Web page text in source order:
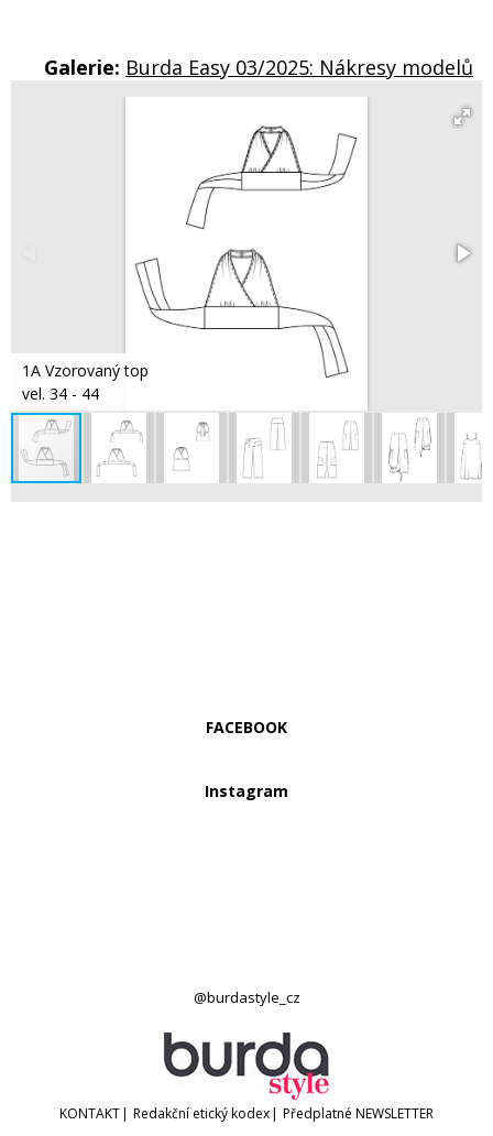
Galerie: Burda Easy 03/2025: Nákresy modelů
1A Vzorovaný top
vel. 34 - 44
FACEBOOK
Instagram
@burdastyle_cz
KONTAKT| Redakční etický kodex| Předplatné NEWSLETTER